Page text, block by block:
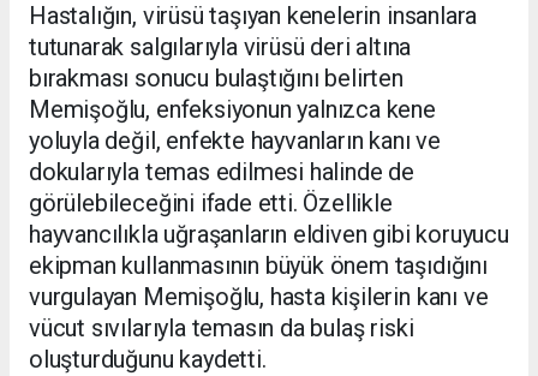
Hastalığın, virüsü taşıyan kenelerin insanlara
tutunarak salgılarıyla virüsü deri altına
bırakması sonucu bulaştığını belirten
Memişoğlu, enfeksiyonun yalnızca kene
yoluyla değil, enfekte hayvanların kanı ve
dokularıyla temas edilmesi halinde de
görülebileceğini ifade etti. Özellikle
hayvancılıkla uğraşanların eldiven gibi koruyucu
ekipman kullanmasının büyük önem taşıdığını
vurgulayan Memişoğlu, hasta kişilerin kanı ve
vücut sıvılarıyla temasın da bulaş riski
oluşturduğunu kaydetti.